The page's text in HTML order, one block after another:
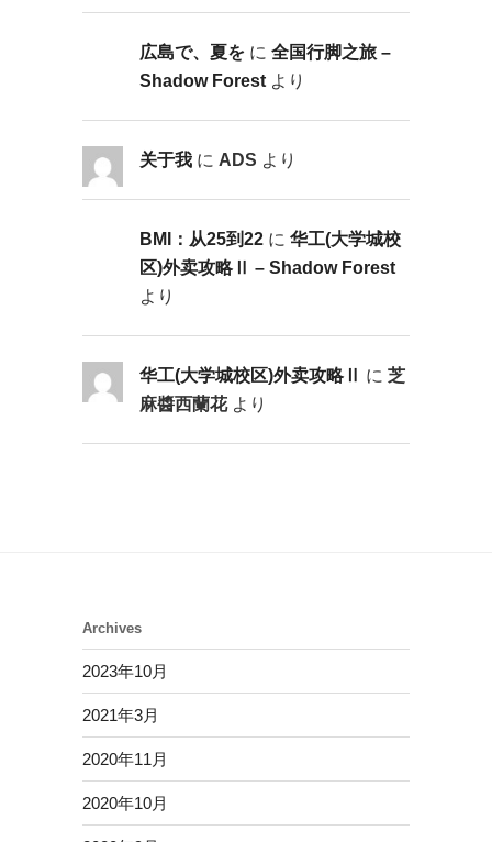
広島で、夏をに 全国行脚之旅 –
Shadow Forestより
关于我に ADS より
BMI：从25到22に 华工(大学城校
区)外卖攻略Ⅱ – Shadow Forest
より
华工(大学城校区)外卖攻略Ⅱ に 芝
麻醬西蘭花より
Archives
2023年10月
2021年3月
2020年11月
2020年10月